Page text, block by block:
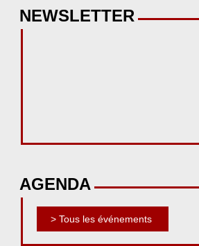
NEWSLETTER
AGENDA
> Tous les événements